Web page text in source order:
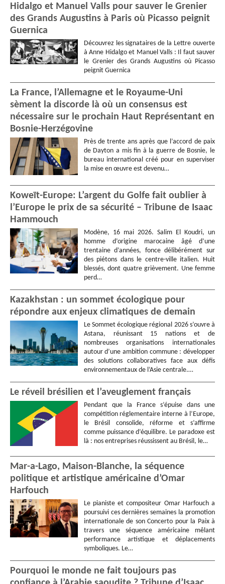
Hidalgo et Manuel Valls pour sauver le Grenier
des Grands Augustins à Paris où Picasso peignit
Guernica
Découvrez les signataires de la Lettre ouverte
à Anne Hidalgo et Manuel Valls : Il faut sauver
le Grenier des Grands Augustins où Picasso
peignit Guernica
La France, l’Allemagne et le Royaume-Uni
sèment la discorde là où un consensus est
nécessaire sur le prochain Haut Représentant en
Bosnie-Herzégovine
Près de trente ans après que l’accord de paix
de Dayton a mis fin à la guerre de Bosnie, le
bureau international créé pour en superviser
la mise en œuvre est devenu…
Koweït-Europe: L’argent du Golfe fait oublier à
l’Europe le prix de sa sécurité – Tribune de Isaac
Hammouch
Modène, 16 mai 2026. Salim El Koudri, un
homme d’origine marocaine âgé d’une
trentaine d’années, fonce délibérément sur
des piétons dans le centre-ville italien. Huit
blessés, dont quatre grièvement. Une femme
perd…
Kazakhstan : un sommet écologique pour
répondre aux enjeux climatiques de demain
Le Sommet écologique régional 2026 s’ouvre à
Astana, réunissant 15 nations et de
nombreuses organisations internationales
autour d’une ambition commune : développer
des solutions collaboratives face aux défis
environnementaux de l’Asie centrale.…
Le réveil brésilien et l’aveuglement français
Pendant que la France s’épuise dans une
compétition réglementaire interne à l’Europe,
le Brésil consolide, réforme et s’affirme
comme puissance d’équilibre. Le paradoxe est
là : nos entreprises réussissent au Brésil, le…
Mar-a-Lago, Maison-Blanche, la séquence
politique et artistique américaine d’Omar
Harfouch
Le pianiste et compositeur Omar Harfouch a
poursuivi ces dernières semaines la promotion
internationale de son Concerto pour la Paix à
travers une séquence américaine mêlant
performance artistique et déplacements
symboliques. Le…
Pourquoi le monde ne fait toujours pas